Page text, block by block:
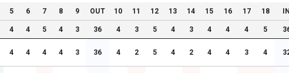
5 6 7 8 9 OUT 10 11 12 13 14 15 16 17 18
4 4 5 4 3 36 4 3 5 4 3 4 4 4 5
4 4 4 4 3 36 4 2 5 4 2 4 4 3 4